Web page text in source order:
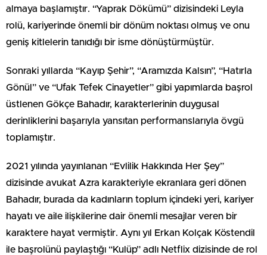
almaya başlamıştır. “Yaprak Dökümü” dizisindeki Leyla
rolü, kariyerinde önemli bir dönüm noktası olmuş ve onu
geniş kitlelerin tanıdığı bir isme dönüştürmüştür.
Sonraki yıllarda “Kayıp Şehir”, “Aramızda Kalsın”, “Hatırla
Gönül” ve “Ufak Tefek Cinayetler” gibi yapımlarda başrol
üstlenen Gökçe Bahadır, karakterlerinin duygusal
derinliklerini başarıyla yansıtan performanslarıyla övgü
toplamıştır.
2021 yılında yayınlanan “Evlilik Hakkında Her Şey”
dizisinde avukat Azra karakteriyle ekranlara geri dönen
Bahadır, burada da kadınların toplum içindeki yeri, kariyer
hayatı ve aile ilişkilerine dair önemli mesajlar veren bir
karaktere hayat vermiştir. Aynı yıl Erkan Kolçak Köstendil
ile başrolünü paylaştığı “Kulüp” adlı Netflix dizisinde de rol